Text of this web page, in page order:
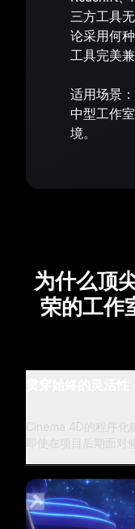
三方工具
论采用何
工具完美兼
适用场景：
中型工作
境。
为什么顶
荣的工作
Cinema 4D的程序化
即使在项目后期面对